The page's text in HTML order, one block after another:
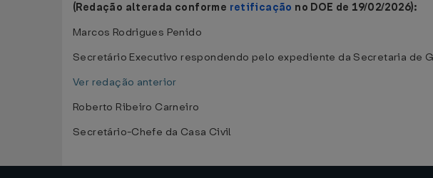
(Redação alterada conforme retificação no DOE de 19/02/2026):
Marcos Rodrigues Penido
Secretário Executivo respondendo pelo expediente da Secretaria de
Ver redação anterior
Roberto Ribeiro Carneiro
Secretário-Chefe da Casa Civil